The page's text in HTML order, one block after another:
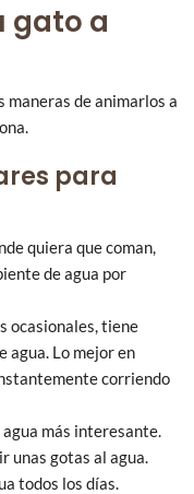
gato a
maneras de animarlos a
para
quiera que coman,
de agua por
ocasionales, tiene
agua. Lo mejor en
corriendo
más interesante.
unas gotas al agua.
todos los días.